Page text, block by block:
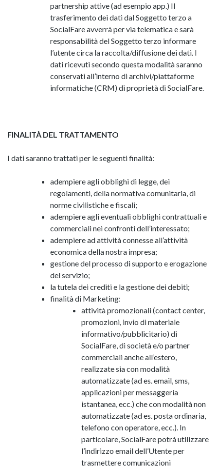
partnership attive (ad esempio app.) Il
trasferimento dei dati dal Soggetto terzo a
SocialFare avverrà per via telematica e sarà
responsabilità del Soggetto terzo informare
l’utente circa la raccolta/diffusione dei dati. I
dati ricevuti secondo questa modalità saranno
conservati all’interno di archivi/piattaforme
informatiche (CRM) di proprietà di SocialFare.
FINALITÀ DEL TRATTAMENTO
I dati saranno trattati per le seguenti finalità:
adempiere agli obblighi di legge, dei
regolamenti, della normativa comunitaria, di
norme civilistiche e fiscali;
adempiere agli eventuali obblighi contrattuali e
commerciali nei confronti dell’interessato;
adempiere ad attività connesse all’attività
economica della nostra impresa;
gestione del processo di supporto e erogazione
del servizio;
la tutela dei crediti e la gestione dei debiti;
finalità di Marketing:
attività promozionali (contact center,
promozioni, invio di materiale
informativo/pubblicitario) di
SocialFare, di società e/o partner
commerciali anche all’estero,
realizzate sia con modalità
automatizzate (ad es. email, sms,
applicazioni per messaggeria
istantanea, ecc.) che con modalità non
automatizzate (ad es. posta ordinaria,
telefono con operatore, ecc.). In
particolare, SocialFare potrà utilizzare
l’indirizzo email dell’Utente per
trasmettere comunicazioni